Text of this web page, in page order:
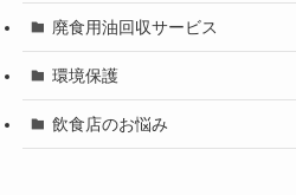
廃食用油回収サービス
環境保護
飲食店のお悩み